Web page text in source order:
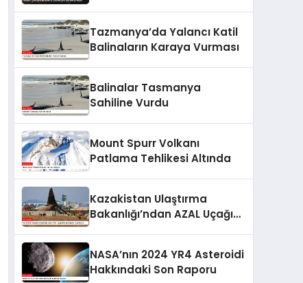
Tazmanya’da Yalancı Katil
Balinaların Karaya Vurması
Balinalar Tasmanya
Sahiline Vurdu
Mount Spurr Volkanı
Patlama Tehlikesi Altında
Kazakistan Ulaştırma
Bakanlığı’ndan AZAL Uçağı
NASA’nın 2024 YR4 Asteroidi
Hakkındaki Son Raporu